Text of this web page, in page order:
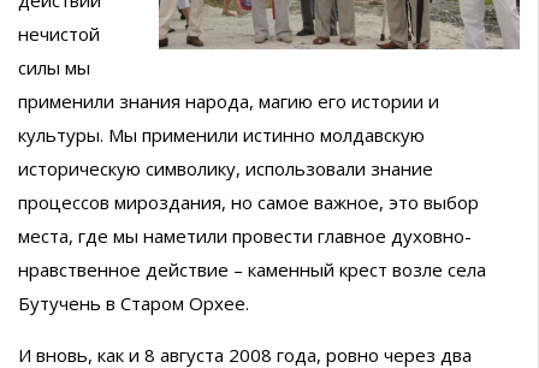
нечистой
силы мы
применили знания народа, магию его истории и
культуры. Мы применили истинно молдавскую
историческую символику, использовали знание
процессов мироздания, но самое важное, это выбор
места, где мы наметили провести главное духовно-
нравственное действие – каменный крест возле села
Бутучень в Старом Орхее.
И вновь, как и 8 августа 2008 года, ровно через два